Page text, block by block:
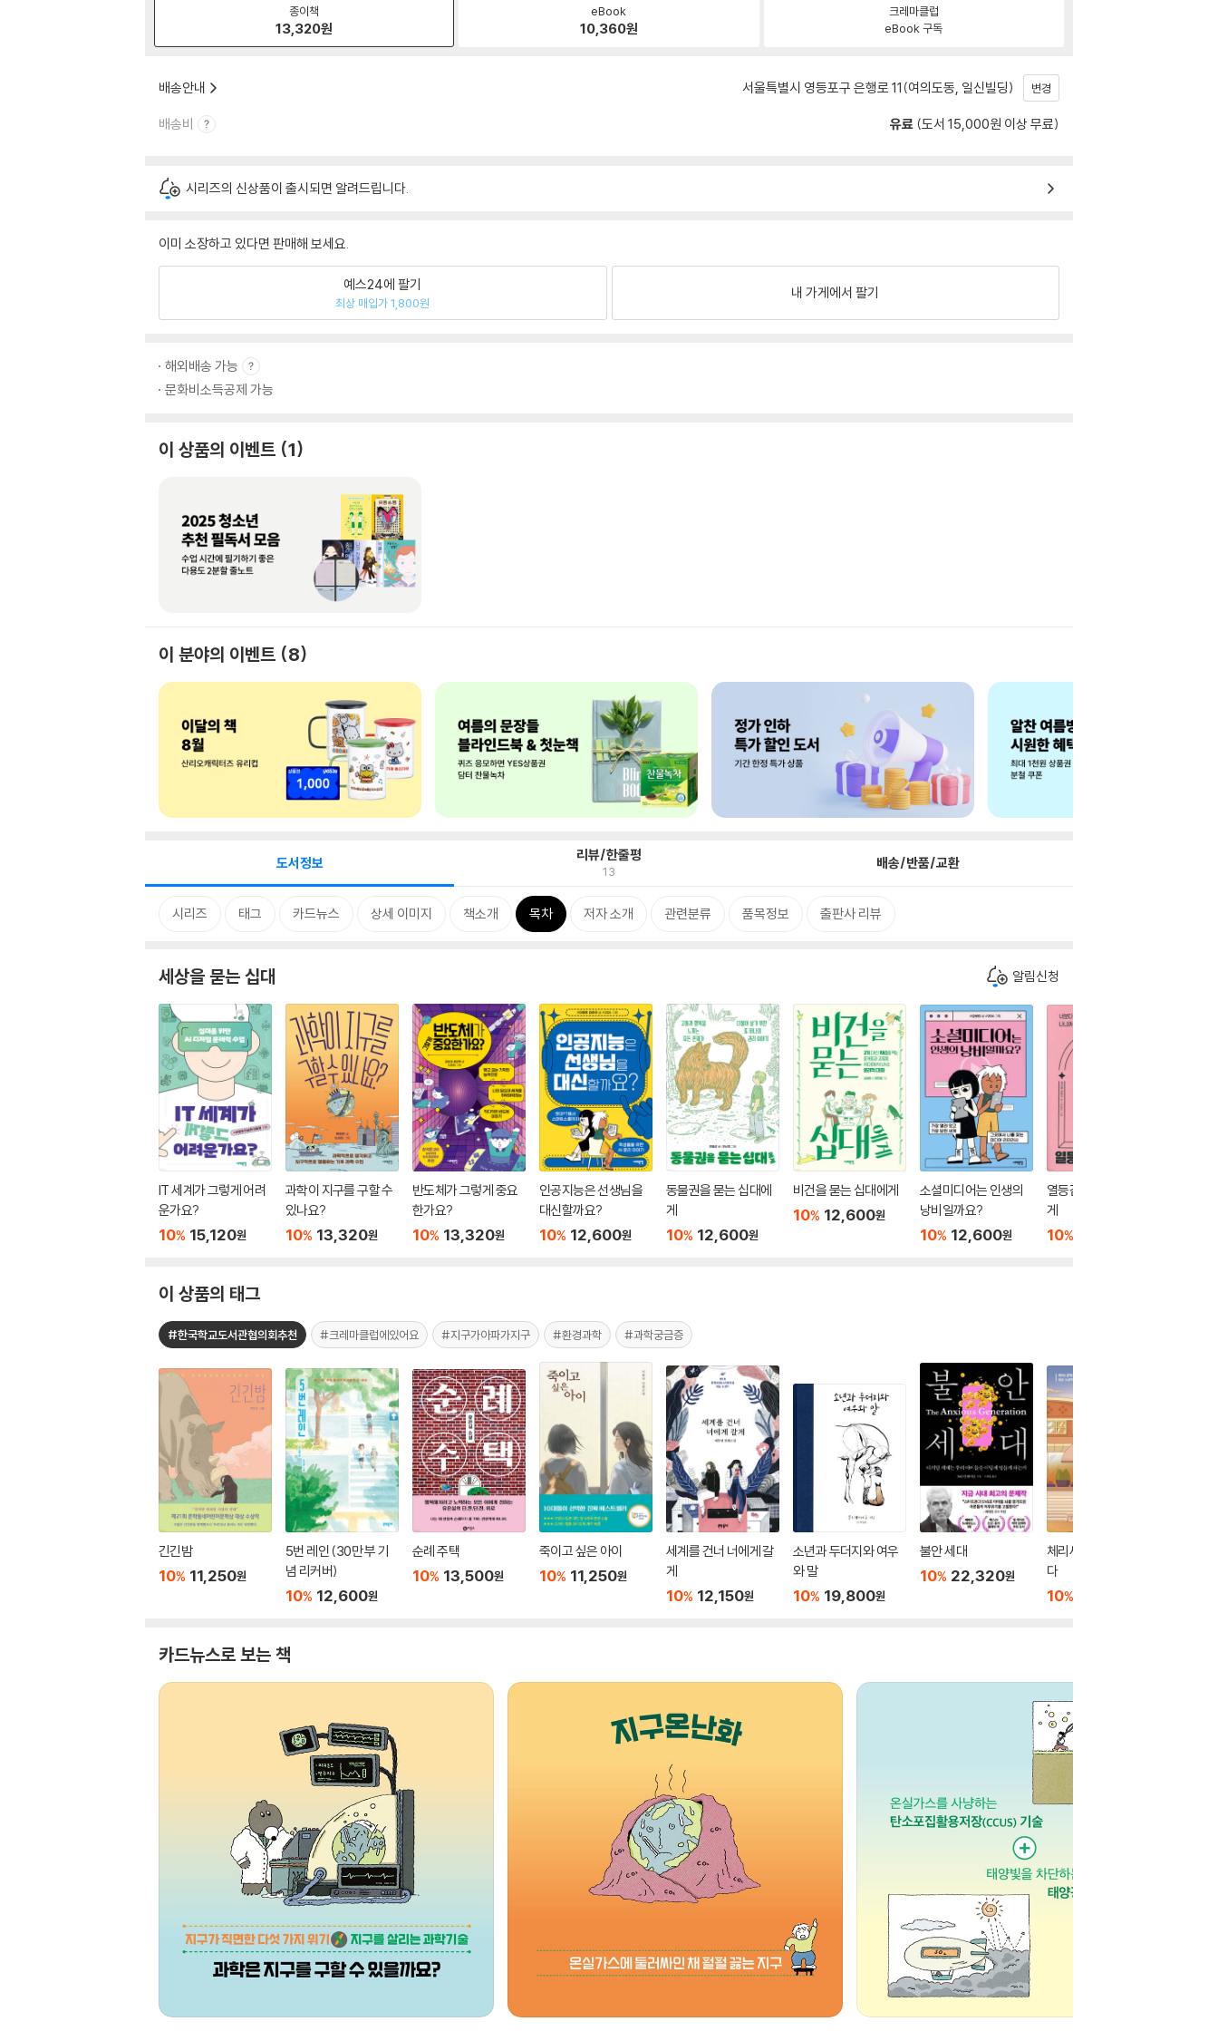
종이책
13,320원
eBook
10,360원
크레마클럽
eBook 구독
배송안내 서울특별시 영등포구 은행로 11(여의도동, 일신빌딩) 변경
배송비 유료 (도서 15,000원 이상 무료)
시리즈의 신상품이 출시되면 알려드립니다.
이미 소장하고 있다면 판매해 보세요.
예스24에 팔기
최상 매입가 1,800원
내 가게에서 팔기
해외배송 가능
문화비소득공제 가능
이 상품의 이벤트 1
이 분야의 이벤트 8
도서정보 리뷰/한줄평
13 배송/반품/교환
시리즈 태그 카드뉴스 상세 이미지 책소개 목차 저자 소개 관련분류 품목정보 출판사 리뷰
세상을 묻는 십대 알림신청
IT 세계가 그렇게 어려
운가요?
10% 15,120원
과학이 지구를 구할 수
있나요?
10% 13,320원
반도체가 그렇게 중요
한가요?
10% 13,320원
인공지능은 선생님을
대신할까요?
10% 12,600원
동물권을 묻는 십대에
게
10% 12,600원
비건을 묻는 십대에게
10% 12,600원
소셜미디어는 인생의
낭비일까요?
10% 12,600원
열등감을 묻는 십대에
게
10%
이 상품의 태그
#한국학교도서관협의회추천 #크레마클럽에있어요 #지구가아파가지구 #환경과학 #과학궁금증
긴긴밤
10% 11,250원
5번 레인 (30만 부 기
념 리커버)
10% 12,600원
순례 주택
10% 13,500원
죽이고 싶은 아이
10% 11,250원
세계를 건너 너에게 갈
게
10% 12,150원
소년과 두더지와 여우
와 말
10% 19,800원
불안 세대
10% 22,320원
체리새우 : 비밀글입니
다
10%
카드뉴스로 보는 책